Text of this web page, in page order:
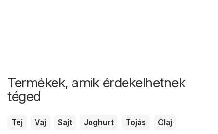
Termékek, amik érdekelhetnek
téged
Tej Vaj Sajt Joghurt Tojás
Olaj